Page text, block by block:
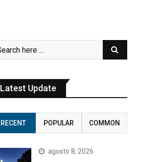
Latest Update
RECENT POPULAR COMMON
agosto 8, 2026